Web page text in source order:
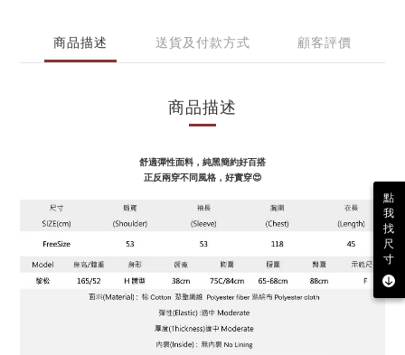
商品描述 送貨及付款方式 顧客評價
商品描述
舒適彈性面料， 純黑簡約好百搭
正反兩穿不同風格，好實穿😍
點
我
找
尺
寸